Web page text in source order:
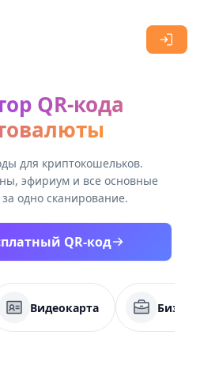
QR-кода
для криптокошельков.
эфириум и все основные
одно сканирование.
QR-код
Видеокарта